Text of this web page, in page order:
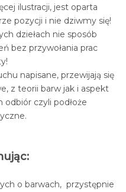
ilustracji, jest oparta
pozycji i nie dziwmy się!
dziełach nie sposób
bez przywołania prac
napisane, przewijają się
z teorii barw jak i aspekt
czyli podłoże
o barwach, przystępnie